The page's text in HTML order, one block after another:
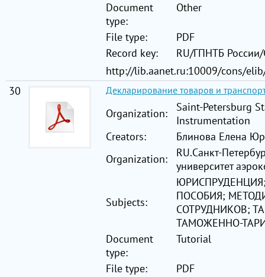
Document
type:
Other
File type:
PDF
Record key:
RU/ГПНТБ
http://lib.aanet.ru:10009/cons/
30
Декларирование товаров и
Organization:
Saint-Petersburg
Instrumentation
Creators:
Блинова Елена
Organization:
RU.Санкт-
университет
Subjects:
ПОСОБИЯ;
СОТРУДНИКОВ;
ТАМОЖЕННО-
Document
type:
Tutorial
File type:
PDF